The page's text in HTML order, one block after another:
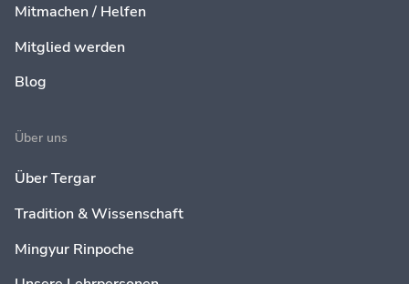
Mitmachen / Helfen
Mitglied werden
Blog
Über uns
Über Tergar
Tradition & Wissenschaft
Mingyur Rinpoche